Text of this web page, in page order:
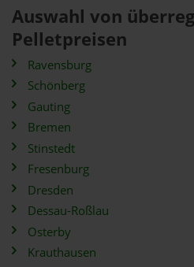
Auswahl von
Pelletpreisen
Ravensburg
Schönberg
Gauting
Bremen
Stinstedt
Fresenburg
Dresden
Dessau-Roßlau
Osterby
Krauthausen